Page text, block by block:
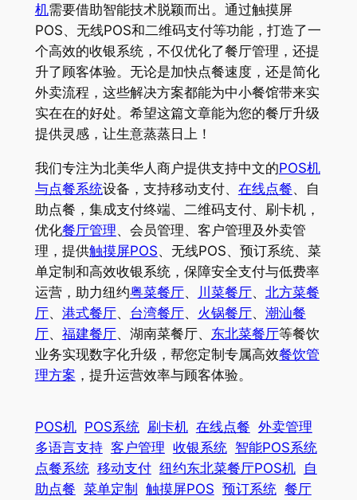
机需要借助智能技术脱颖而出。通过触摸屏
POS、无线POS和二维码支付等功能，打造了一
个高效的收银系统，不仅优化了餐厅管理，还提
升了顾客体验。无论是加快点餐速度，还是简化
外卖流程，这些解决方案都能为中小餐馆带来实
实在在的好处。希望这篇文章能为您的餐厅升级
提供灵感，让生意蒸蒸日上！
我们专注为北美华人商户提供支持中文的POS机
与点餐系统设备，支持移动支付、 在线点餐、自
助点餐，集成支付终端、二维码支付、刷卡机，
优化餐厅管理、会员管理、客户管理及外卖管
理，提供触摸屏POS、无线POS、预订系统、菜
单定制和高效收银系统，保障安全支付与低费率
运营，助力纽约粤菜餐厅、 川菜餐厅、 北方菜餐
厅、 港式餐厅、 台湾餐厅、 火锅餐厅、 潮汕餐
厅、 福建餐厅、湖南菜餐厅、 东北菜餐厅等餐饮
业务实现数字化升级，帮您定制专属高效餐饮管
理方案 ，提升运营效率与顾客体验。
POS机 POS系统 刷卡机 在线点餐 外卖管理
多语言支持 客户管理 收银系统 智能POS系统
点餐系统 移动支付 纽约东北菜餐厅POS机
自
助点餐 菜单定制 触摸屏POS 预订系统 餐厅